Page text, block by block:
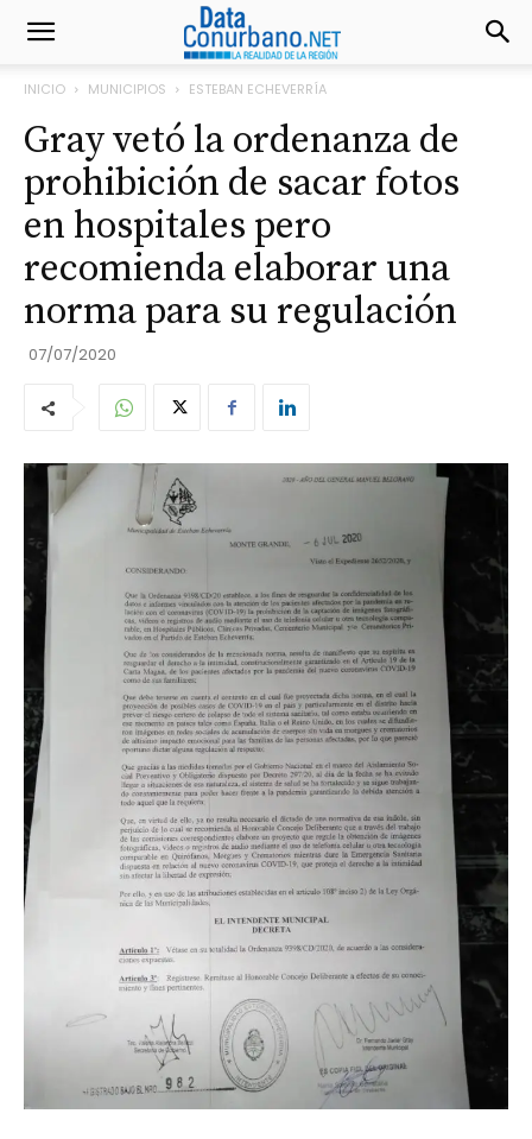
INICIO MUNICIPIOS ESTEBAN ECHEVERRÍA
Gray vetó la ordenanza de
prohibición de sacar fotos
en hospitales pero
recomienda elaborar una
norma para su regulación
07/07/2020